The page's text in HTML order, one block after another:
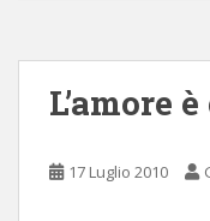
L’amore
17 Luglio 2010